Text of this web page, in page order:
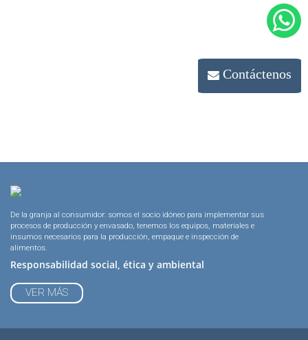
Contáctenos
De la granja al consumidor: somos el socio idóneo para implementar sus
procesos de producción y envasado, tenemos los equipos, materiales e
insumos necesarios para la producción, empaque e inspección de
alimentos.
Responsabilidad social, ética y ambiental
VER MÁS